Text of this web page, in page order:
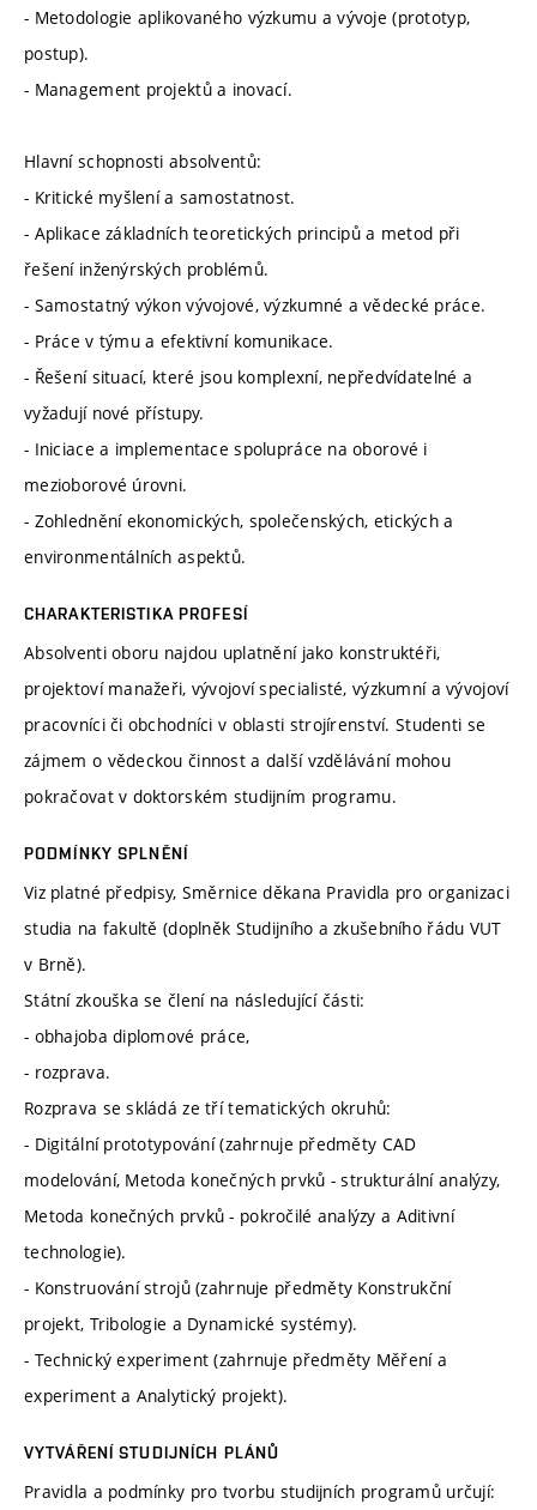
- Metodologie aplikovaného výzkumu a vývoje (prototyp,
postup).
- Management projektů a inovací.
Hlavní schopnosti absolventů:
- Kritické myšlení a samostatnost.
- Aplikace základních teoretických principů a metod při
řešení inženýrských problémů.
- Samostatný výkon vývojové, výzkumné a vědecké práce.
- Práce v týmu a efektivní komunikace.
- Řešení situací, které jsou komplexní, nepředvídatelné a
vyžadují nové přístupy.
- Iniciace a implementace spolupráce na oborové i
mezioborové úrovni.
- Zohlednění ekonomických, společenských, etických a
environmentálních aspektů.
CHARAKTERISTIKA PROFESÍ
Absolventi oboru najdou uplatnění jako konstruktéři,
projektoví manažeři, vývojoví specialisté, výzkumní a vývojoví
pracovníci či obchodníci v oblasti strojírenství. Studenti se
zájmem o vědeckou činnost a další vzdělávání mohou
pokračovat v doktorském studijním programu.
PODMÍNKY SPLNĚNÍ
Viz platné předpisy, Směrnice děkana Pravidla pro organizaci
studia na fakultě (doplněk Studijního a zkušebního řádu VUT
v Brně).
Státní zkouška se člení na následující části:
- obhajoba diplomové práce,
- rozprava.
Rozprava se skládá ze tří tematických okruhů:
- Digitální prototypování (zahrnuje předměty CAD
modelování, Metoda konečných prvků - strukturální analýzy,
Metoda konečných prvků - pokročilé analýzy a Aditivní
technologie).
- Konstruování strojů (zahrnuje předměty Konstrukční
projekt, Tribologie a Dynamické systémy).
- Technický experiment (zahrnuje předměty Měření a
experiment a Analytický projekt).
VYTVÁŘENÍ STUDIJNÍCH PLÁNŮ
Pravidla a podmínky pro tvorbu studijních programů určují: